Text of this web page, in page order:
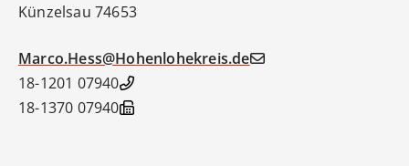
74653
Künzelsau
Marco.Hess@Hohenlohekreis.de
07940 18-1201
07940 18-1370